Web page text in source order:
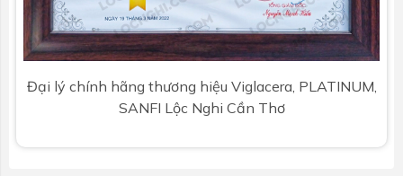
Đại lý chính hãng thương hiệu Viglacera, PLATINUM,
SANFI Lộc Nghi Cần Thơ